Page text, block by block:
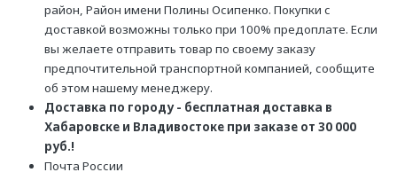
район, Район имени Полины Осипенко. Покупки с
доставкой возможны только при 100% предоплате. Если
вы желаете отправить товар по своему заказу
предпочтительной транспортной компанией, сообщите
об этом нашему менеджеру.
Доставка по городу - бесплатная доставка в
Хабаровске и Владивостоке при заказе от 30 000
руб.!
Почта России